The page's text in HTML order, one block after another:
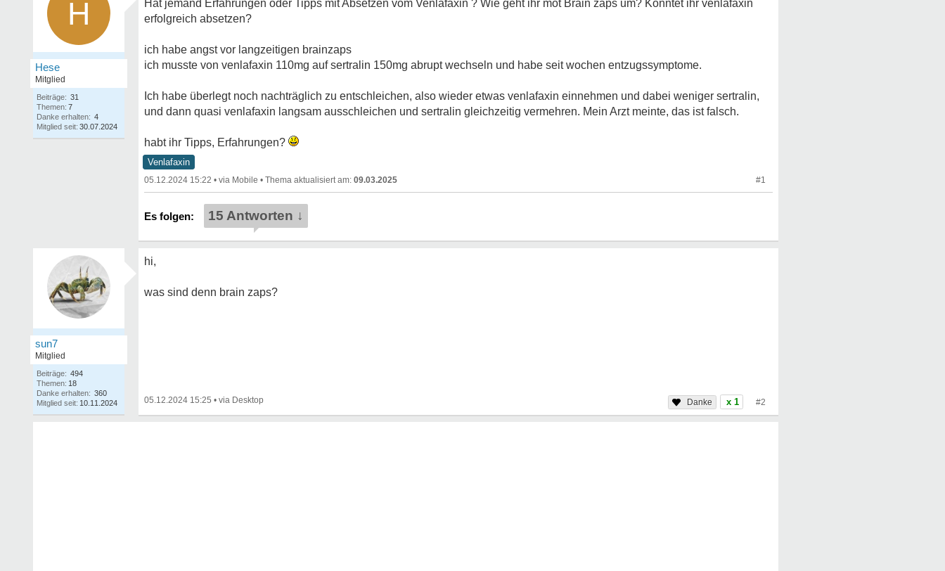
H
Hese
Mitglied
Beiträge: 31
Themen: 7
Danke erhalten: 4
Mitglied seit: 30.07.2024
Hat jemand Erfahrungen oder Tipps mit Absetzen vom Venlafaxin ? Wie geht ihr mot Brain zaps um? Konntet ihr venlafaxin
erfolgreich absetzen?
ich habe angst vor langzeitigen brainzaps
ich musste von venlafaxin 110mg auf sertralin 150mg abrupt wechseln und habe seit wochen entzugssymptome.
Ich habe überlegt noch nachträglich zu entschleichen, also wieder etwas venlafaxin einnehmen und dabei weniger sertralin,
und dann quasi venlafaxin langsam ausschleichen und sertralin gleichzeitig vermehren. Mein Arzt meinte, das ist falsch.
habt ihr Tipps, Erfahrungen?
Venlafaxin
05.12.2024 15:22 • • 09.03.2025 #1
15 Antworten ↓
sun7
Mitglied
Beiträge: 494
Themen: 18
Danke erhalten: 360
Mitglied seit: 10.11.2024
hi,
was sind denn brain zaps?
05.12.2024 15:25 • x 1 #2